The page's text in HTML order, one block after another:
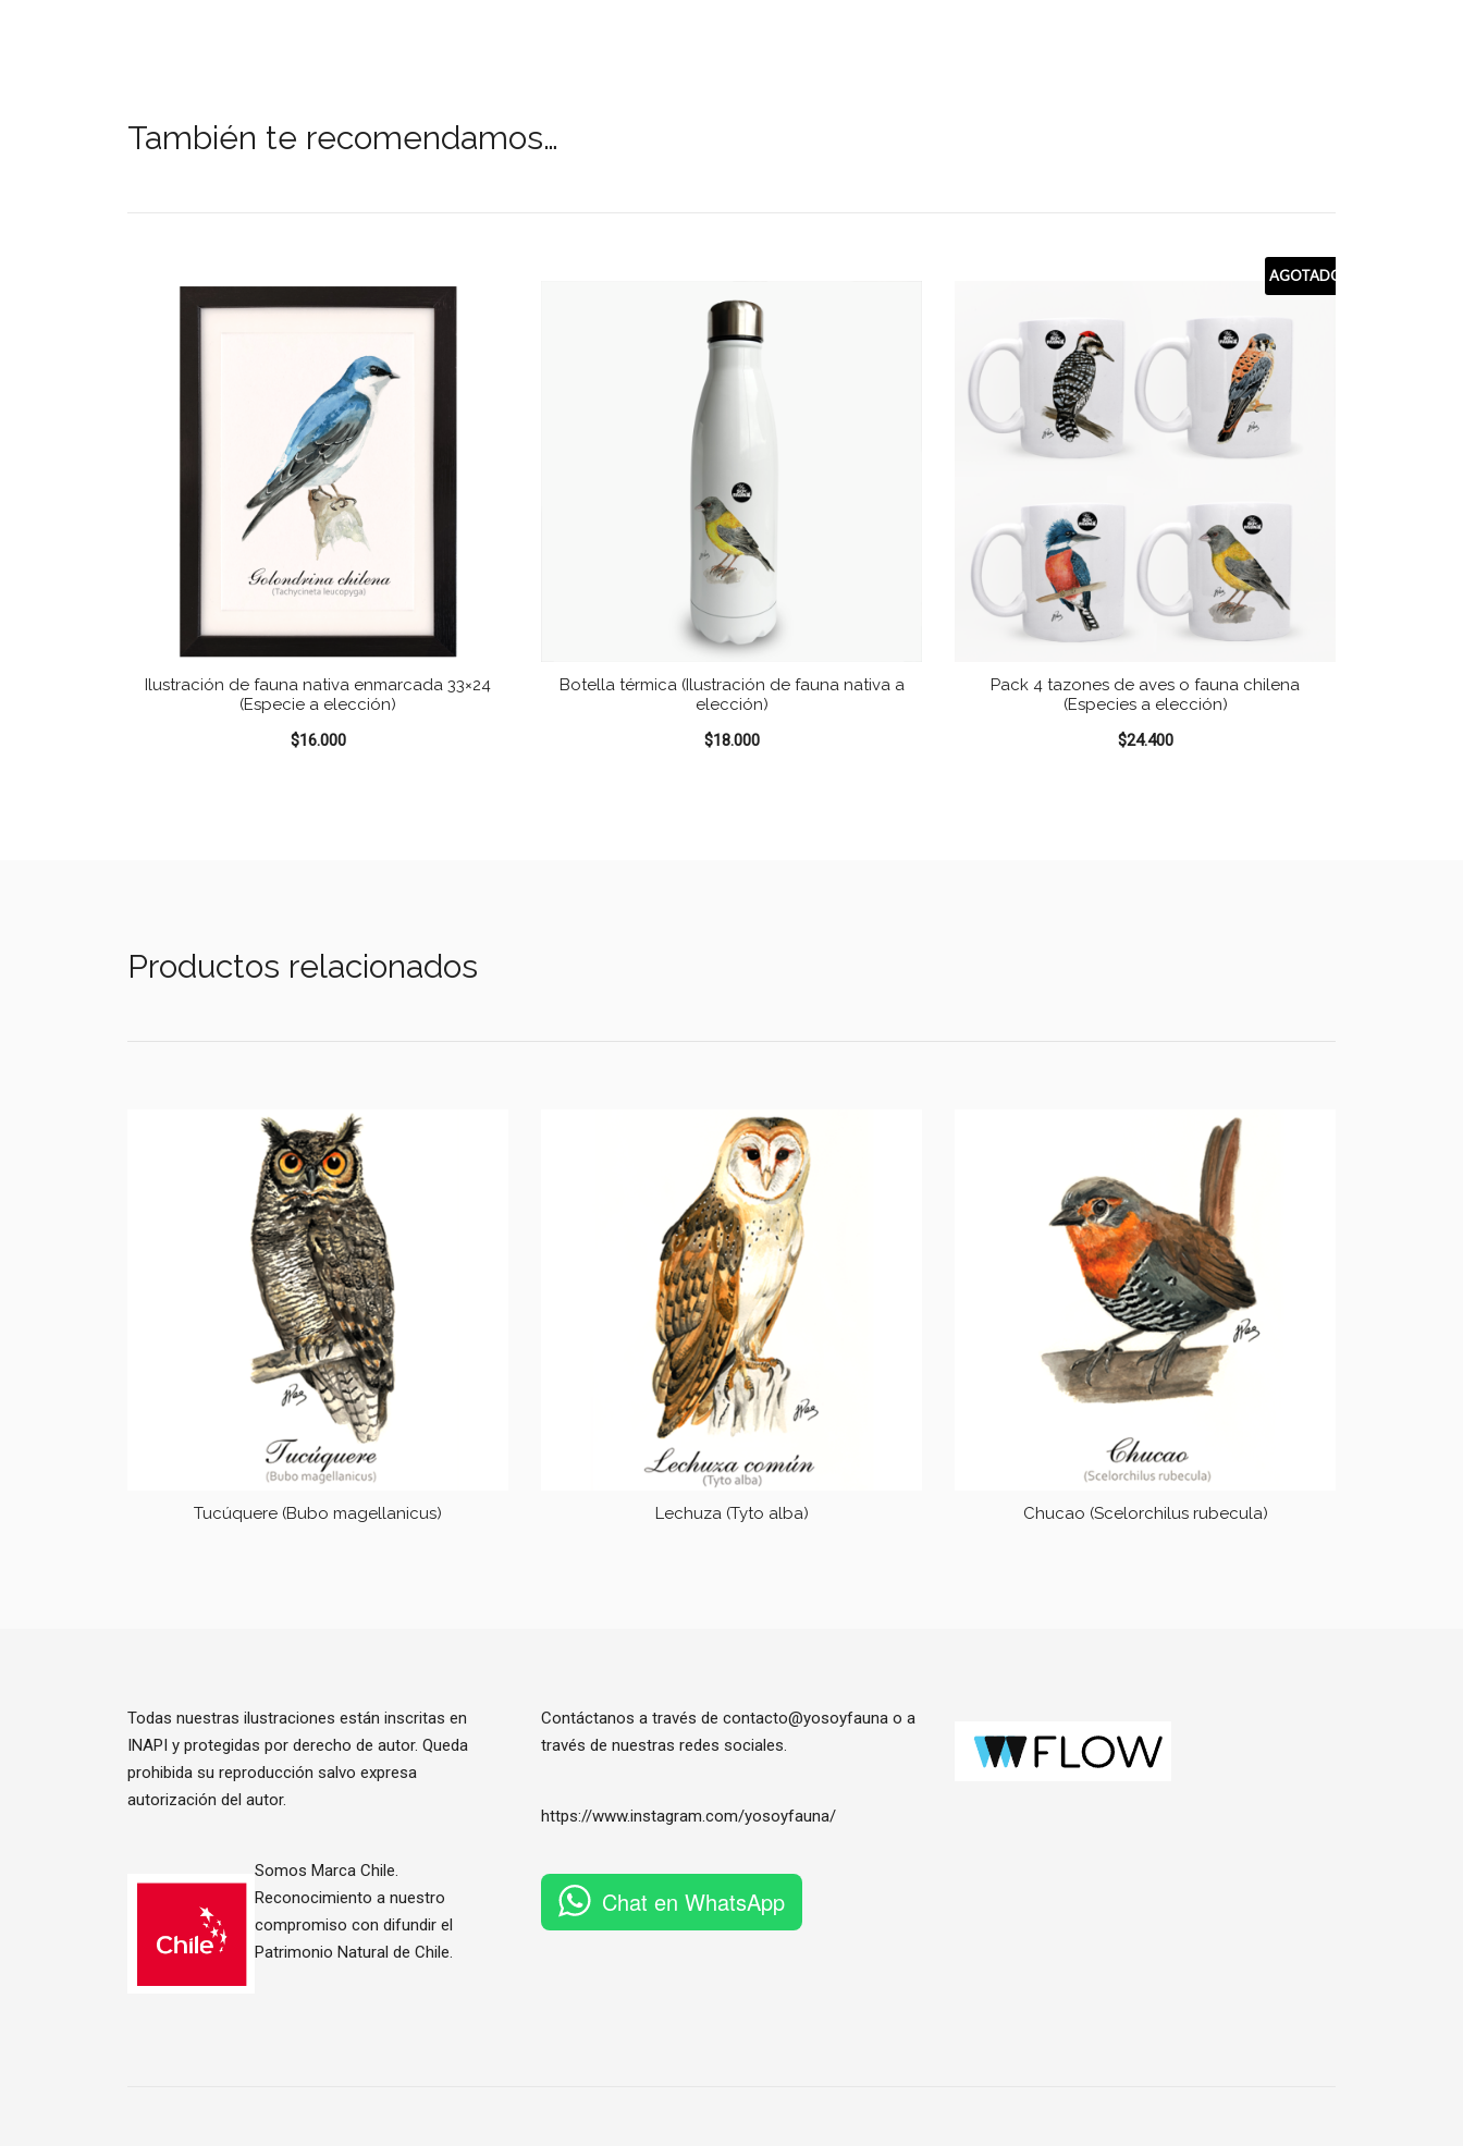
También te recomendamos…
Ilustración de fauna nativa enmarcada 33×24
(Especie a elección)
$16.000
Botella térmica (Ilustración de fauna nativa a
elección)
$18.000
AGOTADO
Pack 4 tazones de aves o fauna chilena
(Especies a elección)
$24.400
Productos relacionados
Tucúquere (Bubo magellanicus) Lechuza (Tyto alba) Chucao (Scelorchilus rubecula)
Todas nuestras ilustraciones están inscritas en
INAPI y protegidas por derecho de autor. Queda
prohibida su reproducción salvo expresa
autorización del autor.
Somos Marca Chile.
Reconocimiento a nuestro
compromiso con difundir el
Patrimonio Natural de Chile.
Contáctanos a través de contacto@yosoyfauna o a
través de nuestras redes sociales.
https://www.instagram.com/yosoyfauna/
Chat en WhatsApp